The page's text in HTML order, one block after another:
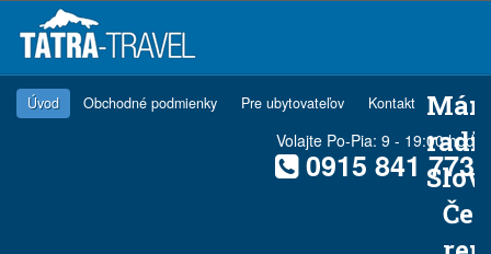
Úvod Obchodné podmienky Pre ubytovateľov Kontakt
Volajte Po-Pia: 9 - 19:00 hod
0915 841 773
radi